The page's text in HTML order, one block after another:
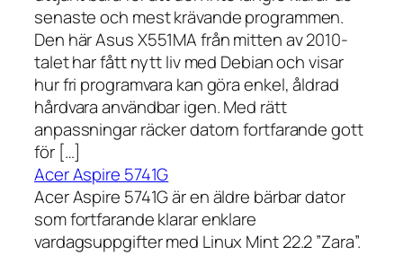
senaste och mest krävande programmen.
Den här Asus X551MA från mitten av 2010-
talet har fått nytt liv med Debian och visar
hur fri programvara kan göra enkel, åldrad
hårdvara användbar igen. Med rätt
anpassningar räcker datorn fortfarande gott
för […]
Acer Aspire 5741G
Acer Aspire 5741G är en äldre bärbar dator
som fortfarande klarar enklare
vardagsuppgifter med Linux Mint 22.2 ”Zara”.